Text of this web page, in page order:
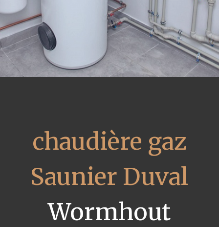
chaudière gaz
Saunier Duval
Wormhout